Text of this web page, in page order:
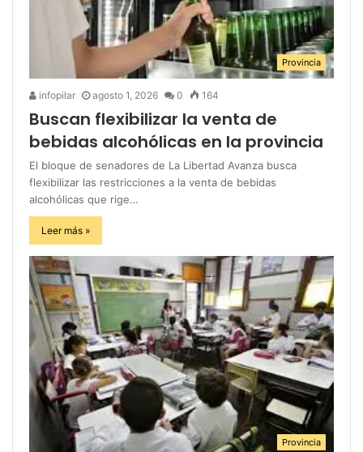
Provincia
infopilar agosto 1, 2026 0 164
Buscan flexibilizar la venta de
bebidas alcohólicas en la provincia
El bloque de senadores de La Libertad Avanza busca
flexibilizar las restricciones a la venta de bebidas
alcohólicas que rige…
Leer más »
Provincia